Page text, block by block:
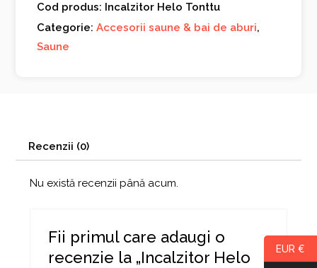
Cod produs: Incalzitor Helo Tonttu
Categorie:Accesorii saune & bai de aburi,
Saune
Recenzii (0)
Nu există recenzii până acum.
Fii primul care adaugi o
recenzie la „Incalzitor Helo
EUR €